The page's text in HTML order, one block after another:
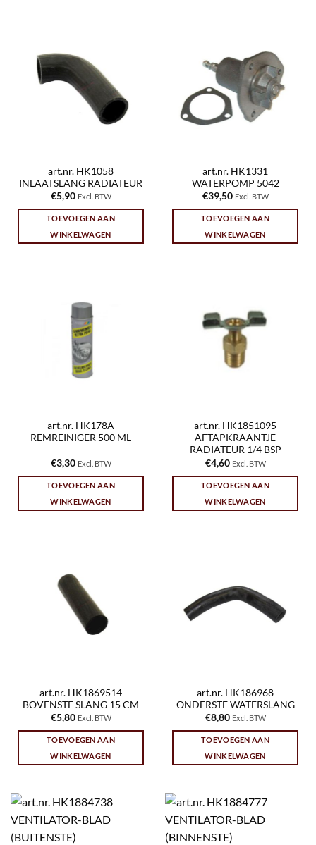
art.nr. HK1058
INLAATSLANG RADIATEUR
€5,90 Excl. BTW
TOEVOEGEN AAN
WINKELWAGEN
art.nr. HK1331
WATERPOMP 5042
€39,50 Excl. BTW
TOEVOEGEN AAN
WINKELWAGEN
art.nr. HK178A
REMREINIGER 500 ML
€3,30 Excl. BTW
TOEVOEGEN AAN
WINKELWAGEN
art.nr. HK1851095
AFTAPKRAANTJE
RADIATEUR 1/4 BSP
€4,60 Excl. BTW
TOEVOEGEN AAN
WINKELWAGEN
art.nr. HK1869514
BOVENSTE SLANG 15 CM
€5,80 Excl. BTW
TOEVOEGEN AAN
WINKELWAGEN
art.nr. HK186968
ONDERSTE WATERSLANG
€8,80 Excl. BTW
TOEVOEGEN AAN
WINKELWAGEN